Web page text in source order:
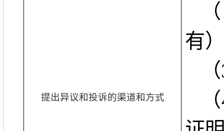
提出异议和投诉的渠道和方式
（
有
（
（